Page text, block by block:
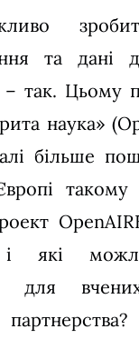
та дані
– так. Цьому
наука»
більше
і які
для